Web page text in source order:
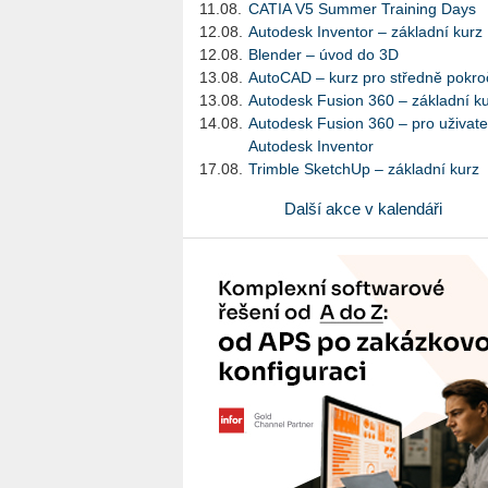
11.08.
CATIA V5 Summer Training Days
12.08.
Autodesk Inventor – základní kurz
12.08.
Blender – úvod do 3D
13.08.
AutoCAD – kurz pro středně
13.08.
Autodesk Fusion 360 – základní
14.08.
Autodesk Fusion 360 – pro
Autodesk Inventor
17.08.
Trimble SketchUp – základní kurz
Další akce v kalendáři